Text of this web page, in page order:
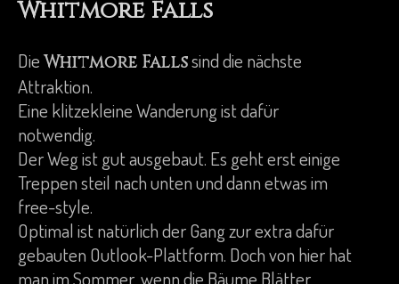
Whitmore Falls
DieWhitmore Fallssind die nächste
Attraktion.
Eine klitzekleine Wanderung ist dafür
notwendig.
Der Weg ist gut ausgebaut. Es geht erst einige
Treppen steil nach unten und dann etwas im
free-style.
Optimal ist natürlich der Gang zur extra dafür
gebauten Outlook-Plattform. Doch von hier hat
man im Sommer, wenn die Bäume Blätter